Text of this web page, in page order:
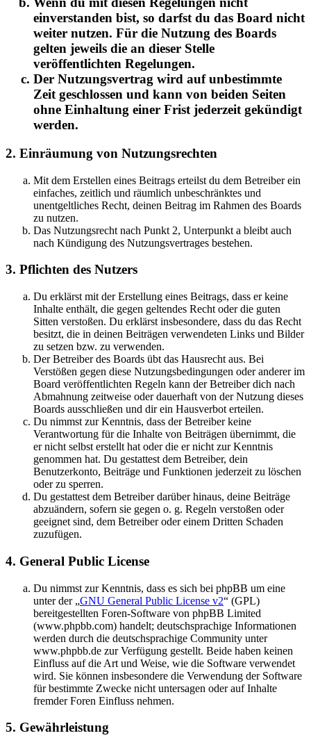
einverstanden bist, so darfst du das Board nicht
weiter nutzen. Für die Nutzung des Boards
gelten jeweils die an dieser Stelle
veröffentlichten Regelungen.
Der Nutzungsvertrag wird auf unbestimmte
Zeit geschlossen und kann von beiden Seiten
ohne Einhaltung einer Frist jederzeit gekündigt
werden.
2. Einräumung von Nutzungsrechten
Mit dem Erstellen eines Beitrags erteilst du dem Betreiber ein
einfaches, zeitlich und räumlich unbeschränktes und
unentgeltliches Recht, deinen Beitrag im Rahmen des Boards
zu nutzen.
Das Nutzungsrecht nach Punkt 2, Unterpunkt a bleibt auch
nach Kündigung des Nutzungsvertrages bestehen.
3. Pflichten des Nutzers
Du erklärst mit der Erstellung eines Beitrags, dass er keine
Inhalte enthält, die gegen geltendes Recht oder die guten
Sitten verstoßen. Du erklärst insbesondere, dass du das Recht
besitzt, die in deinen Beiträgen verwendeten Links und Bilder
zu setzen bzw. zu verwenden.
Der Betreiber des Boards übt das Hausrecht aus. Bei
Verstößen gegen diese Nutzungsbedingungen oder anderer im
Board veröffentlichten Regeln kann der Betreiber dich nach
Abmahnung zeitweise oder dauerhaft von der Nutzung dieses
Boards ausschließen und dir ein Hausverbot erteilen.
Du nimmst zur Kenntnis, dass der Betreiber keine
Verantwortung für die Inhalte von Beiträgen übernimmt, die
er nicht selbst erstellt hat oder die er nicht zur Kenntnis
genommen hat. Du gestattest dem Betreiber, dein
Benutzerkonto, Beiträge und Funktionen jederzeit zu löschen
oder zu sperren.
Du gestattest dem Betreiber darüber hinaus, deine Beiträge
abzuändern, sofern sie gegen o. g. Regeln verstoßen oder
geeignet sind, dem Betreiber oder einem Dritten Schaden
zuzufügen.
4. General Public License
Du nimmst zur Kenntnis, dass es sich bei phpBB um eine
unter der „GNU General Public License v2“ (GPL)
bereitgestellten Foren-Software von phpBB Limited
(www.phpbb.com) handelt; deutschsprachige Informationen
werden durch die deutschsprachige Community unter
www.phpbb.de zur Verfügung gestellt. Beide haben keinen
Einfluss auf die Art und Weise, wie die Software verwendet
wird. Sie können insbesondere die Verwendung der Software
für bestimmte Zwecke nicht untersagen oder auf Inhalte
fremder Foren Einfluss nehmen.
5. Gewährleistung